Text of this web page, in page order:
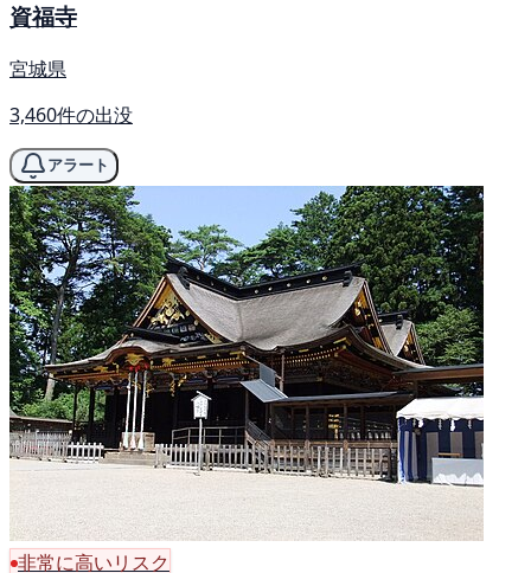
資福寺
宮城県
3,460件の出没
アラート
非常に高いリスク